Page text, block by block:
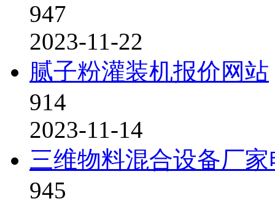
947
2023-11-22
腻子粉灌装机报价网站
914
2023-11-14
三维物料混合设备厂
945